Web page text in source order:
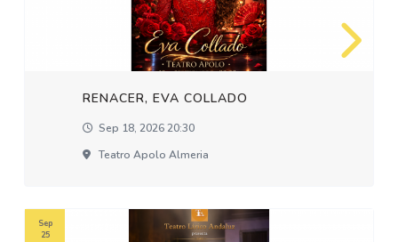
RENACER, EVA COLLADO
Sep 18, 2026 20:30
Teatro Apolo Almeria
Sep
25